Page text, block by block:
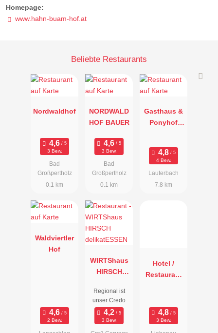
Homepage:
www.hahn-buam-hof.at
Beliebte Restaurants
Nordwaldhof
3 Bew.
Bad
Großpertholz
0.1 km
NORDWALD
HOF BAUER
3 Bew.
Bad
Großpertholz
0.1 km
Gasthaus &
Ponyhof
4 Bew.
Lauterbach
7.8 km
Waldviertler
Hof
2 Bew.
WIRTShaus
HIRSCH
N
Regional ist
unser Credo
3 Bew.
Hotel /
Restaurant
3 Bew.